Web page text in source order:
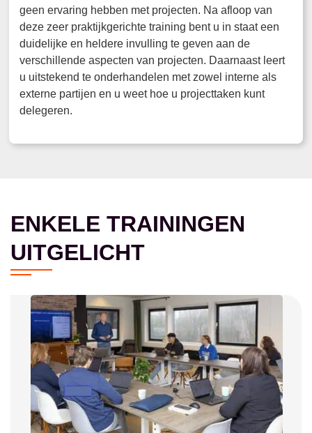
geen ervaring hebben met projecten. Na afloop van
deze zeer praktijkgerichte training bent u in staat een
duidelijke en heldere invulling te geven aan de
verschillende aspecten van projecten. Daarnaast leert
u uitstekend te onderhandelen met zowel interne als
externe partijen en u weet hoe u projecttaken kunt
delegeren.
ENKELE TRAININGEN
UITGELICHT